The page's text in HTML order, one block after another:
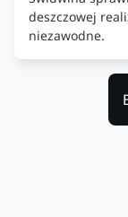
deszczowej
niezawodne.